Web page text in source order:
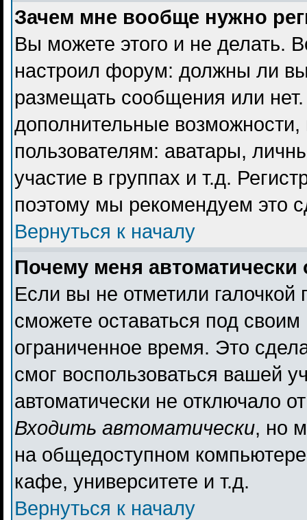
Зачем мне вообще нужно
Вы можете этого и не делать.
настроил форум: должны ли вы
размещать сообщения или
дополнительные
пользователям: аватары,
участие в группах и т.д.
поэтому мы рекомендуем это
Вернуться к началу
Почему меня автоматически
Если вы не отметили галочкой
сможете оставаться под
ограниченное время. Это
смог воспользоваться вашей
автоматически не отключало
Входить автоматически, но
на общедоступном
кафе, университете и т.д.
Вернуться к началу